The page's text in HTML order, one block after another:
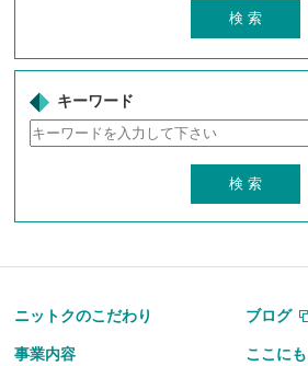
キーワード
ニットクのこだわり ブログ
事業内容 ここに